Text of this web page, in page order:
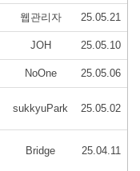
웹관리자 25.05.21
JOH 25.05.10
NoOne 25.05.06
sukkyuPark 25.05.02
Bridge 25.04.11